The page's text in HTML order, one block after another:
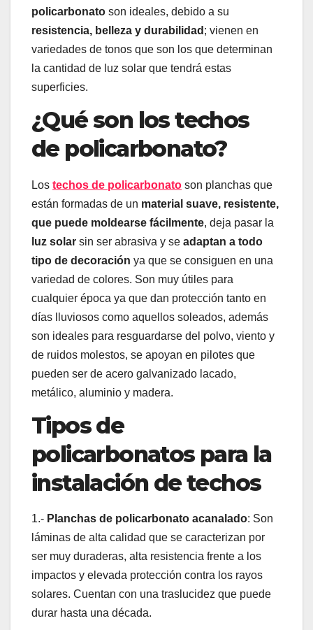
policarbonato son ideales, debido a su
resistencia, belleza y durabilidad ; vienen en
variedades de tonos que son los que determinan
la cantidad de luz solar que tendrá estas
superficies.
¿Qué son los techos
de policarbonato?
Los techos de policarbonato son planchas que
están formadas de un material suave, resistente,
que puede moldearse fácilmente, deja pasar la
luz solar sin ser abrasiva y se adaptan a todo
tipo de decoración ya que se consiguen en una
variedad de colores. Son muy útiles para
cualquier época ya que dan protección tanto en
días lluviosos como aquellos soleados, además
son ideales para resguardarse del polvo, viento y
de ruidos molestos, se apoyan en pilotes que
pueden ser de acero galvanizado lacado,
metálico, aluminio y madera.
Tipos de
policarbonatos para la
instalación de techos
1.- Planchas de policarbonato acanalado: Son
láminas de alta calidad que se caracterizan por
ser muy duraderas, alta resistencia frente a los
impactos y elevada protección contra los rayos
solares. Cuentan con una traslucidez que puede
durar hasta una década.